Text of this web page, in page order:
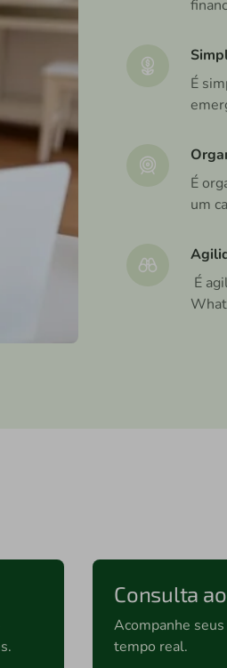
É
É
um
É
Consulta
Acompanhe
tempo real.